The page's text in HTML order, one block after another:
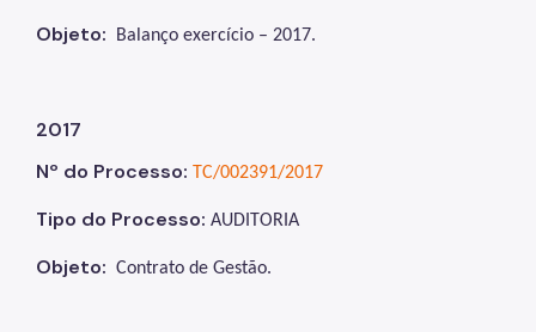
Objeto: Balanço exercício – 2017.
2017
Nº do Processo: TC/002391/2017
Tipo do Processo: AUDITORIA
Objeto: Contrato de Gestão.